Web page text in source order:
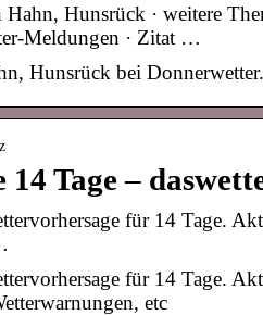
Hunsrück · weitere
Meldungen · Zitat …
Hunsrück bei
Tage –
für 14 Tage.
für 14 Tage.
etc